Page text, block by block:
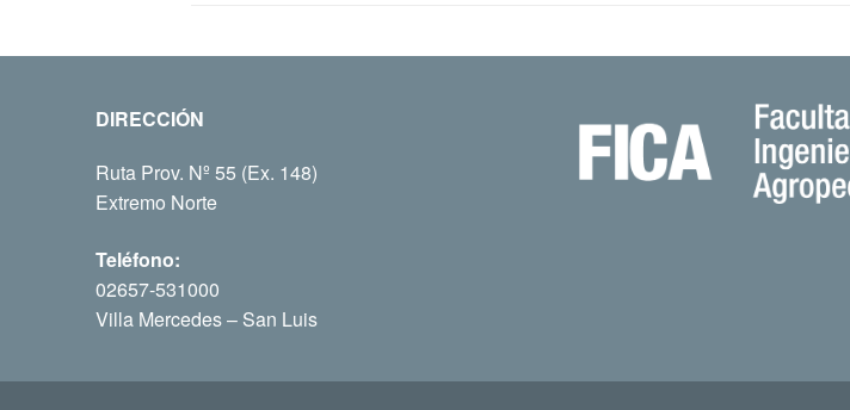
DIRECCIÓN
Ruta Prov. Nº 55 (Ex. 148)
Extremo Norte
Teléfono:
02657-531000
Villa Mercedes – San Luis